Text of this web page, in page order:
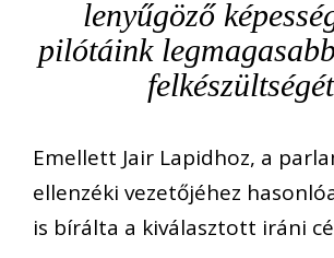
lenyűgöző
pilótáink
Emellett Jair Lapidhoz, a
ellenzéki vezetőjéhez
is bírálta a kiválasztott iráni